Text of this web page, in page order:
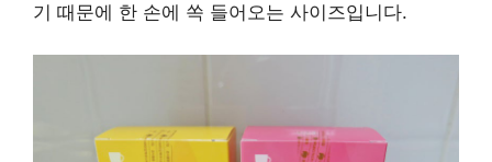
기 때문에 한 손에 쏙 들어오는 사이즈입니다.